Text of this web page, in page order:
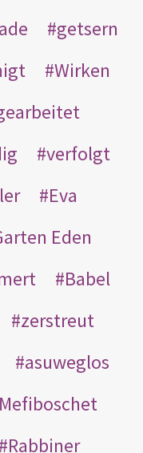
getsern
Wirken
verfolgt
Eva
Eden
Babel
zerstreut
asuweglos
Mefiboschet
Rabbiner